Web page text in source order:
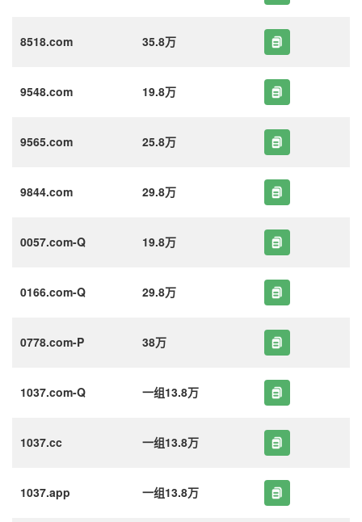
8518.com 35.8万
9548.com 19.8万
9565.com 25.8万
9844.com 29.8万
0057.com-Q 19.8万
0166.com-Q 29.8万
0778.com-P 38万
1037.com-Q 一组13.8万
1037.cc 一组13.8万
1037.app 一组13.8万